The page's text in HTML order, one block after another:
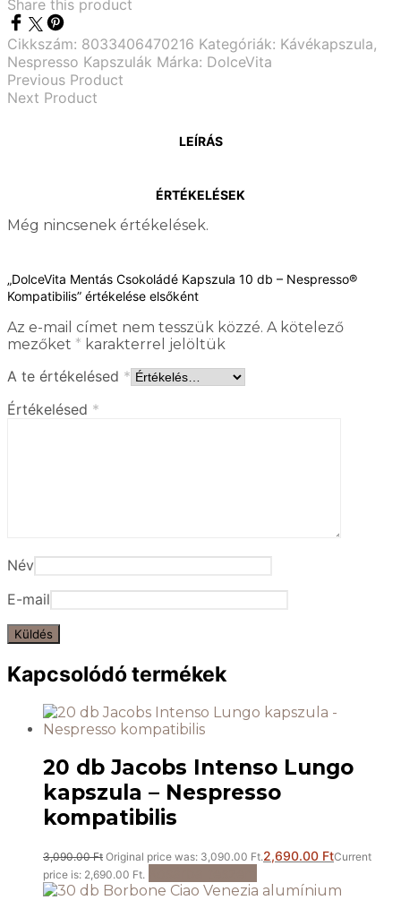
Share this product
Cikkszám: 8033406470216 Kategóriák: Kávékapszula,
Nespresso Kapszulák Márka: DolceVita
Previous Product
Next Product
LEÍRÁS
ÉRTÉKELÉSEK
Még nincsenek értékelések.
„DolceVita Mentás Csokoládé Kapszula 10 db – Nespresso®
Kompatibilis” értékelése elsőként
Az e-mail címet nem tesszük közzé. A kötelező
mezőket * karakterrel jelöltük
A te értékelésed *
Értékelésed *
Név
E-mail
Kapcsolódó termékek
20 db Jacobs Intenso Lungo
kapszula – Nespresso
kompatibilis
3,090.00Ft Original price was: 3,090.00 Ft.2,690.00 FtCurrent
price is: 2,690.00 Ft.